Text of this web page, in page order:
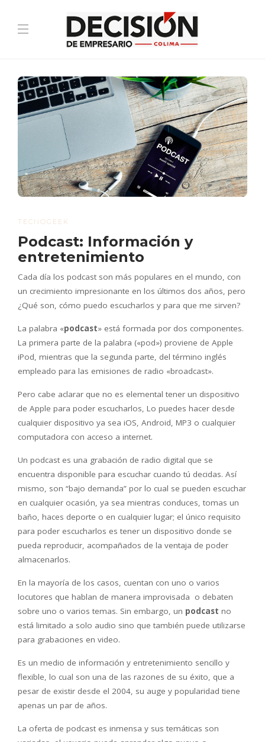
TECNOGEEK
Podcast: Información y
entretenimiento
Cada día los podcast son más populares en el mundo, con
un crecimiento impresionante en los últimos dos años, pero
¿Qué son, cómo puedo escucharlos y para que me sirven?
La palabra «podcast» está formada por dos componentes.
La primera parte de la palabra («pod») proviene de Apple
iPod, mientras que la segunda parte, del término inglés
empleado para las emisiones de radio «broadcast».
Pero cabe aclarar que no es elemental tener un dispositivo
de Apple para poder escucharlos, Lo puedes hacer desde
cualquier dispositivo ya sea iOS, Android, MP3 o cualquier
computadora con acceso a internet.
Un podcast es una grabación de radio digital que se
encuentra disponible para escuchar cuando tú decidas. Así
mismo, son “bajo demanda” por lo cual se pueden escuchar
en cualquier ocasión, ya sea mientras conduces, tomas un
baño, haces deporte o en cualquier lugar; el único requisito
para poder escucharlos es tener un dispositivo donde se
pueda reproducir, acompañados de la ventaja de poder
almacenarlos.
En la mayoría de los casos, cuentan con uno o varios
locutores que hablan de manera improvisada o debaten
sobre uno o varios temas. Sin embargo, un podcast no
está limitado a solo audio sino que también puede utilizarse
para grabaciones en video.
Es un medio de información y entretenimiento sencillo y
flexible, lo cual son una de las razones de su éxito, que a
pesar de existir desde el 2004, su auge y popularidad tiene
apenas un par de años.
La oferta de podcast es inmensa y sus temáticas son